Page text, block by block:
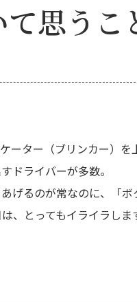
思うこ
ーター（ブリンカー）
ドライバーが多数。
げるのが常なのに、「
、とってもイライラしま